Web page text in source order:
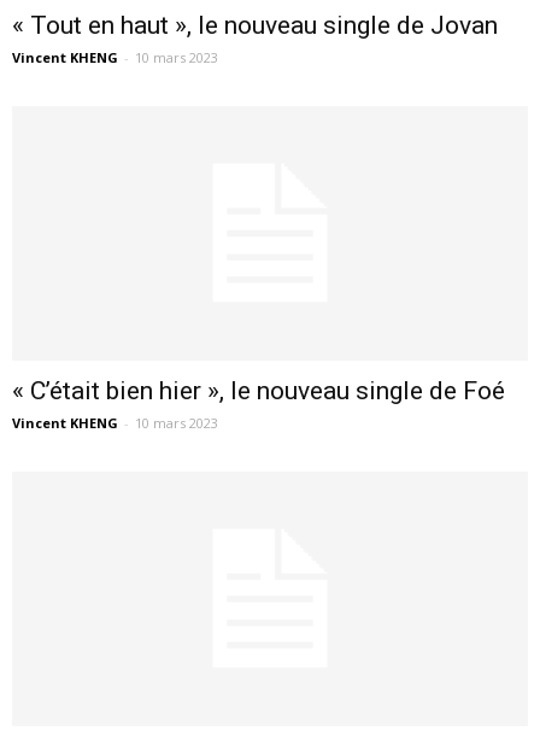
« Tout en haut », le nouveau single de Jovan
Vincent KHENG - 10 mars 2023
« C’était bien hier », le nouveau single de Foé
Vincent KHENG - 10 mars 2023